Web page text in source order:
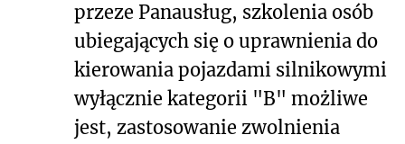
przeze Panausług, szkolenia osób
ubiegających się o uprawnienia do
kierowania pojazdami silnikowymi
wyłącznie kategorii "B" możliwe
jest, zastosowanie zwolnienia